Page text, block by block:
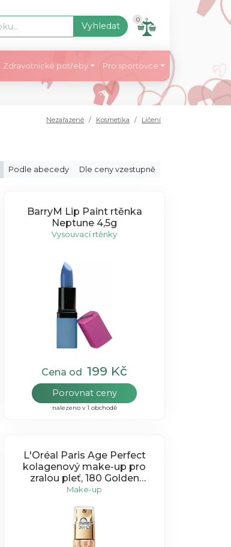
Vyhledat
0
Zdravotnické potřeby Pro sportovce
Nezařazené Kosmetika Líčení
Podle abecedy Dle ceny vzestupně
BarryM Lip Paint rtěnka
Neptune 4,5g
Vysouvací rtěnky
Cena od 199 Kč
Porovnat ceny
nalezeno v 1 obchodě
L'Oréal Paris Age Perfect
kolagenový make-up pro
zralou pleť, 180 Golden
Beige 30ml
Make-up